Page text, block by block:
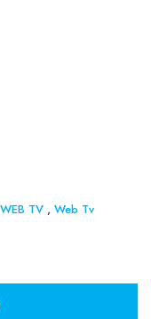
WEB TV ,Web Tv